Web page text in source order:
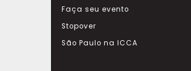
Faça seu evento
Stopover
São Paulo na ICCA